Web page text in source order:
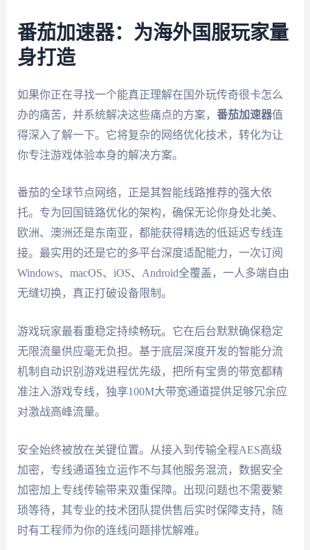
番茄加速器：为海外国服玩家量
身打造
如果你正在寻找一个能真正理解在国外玩传奇很卡怎么
办的痛苦，并系统解决这些痛点的方案， 番茄加速器值
得深入了解一下。它将复杂的网络优化技术，转化为让
你专注游戏体验本身的解决方案。
番茄的全球节点网络，正是其智能线路推荐的强大依
托。专为回国链路优化的架构，确保无论你身处北美、
欧洲、澳洲还是东南亚，都能获得精选的低延迟专线连
接。最实用的还是它的多平台深度适配能力，一次订阅
Windows、macOS、iOS、Android全覆盖，一人多端自由
无缝切换，真正打破设备限制。
游戏玩家最看重稳定持续畅玩。它在后台默默确保稳定
无限流量供应毫无负担。基于底层深度开发的智能分流
机制自动识别游戏进程优先级，把所有宝贵的带宽都精
准注入游戏专线，独享100M大带宽通道提供足够冗余应
对激战高峰流量。
安全始终被放在关键位置。从接入到传输全程AES高级
加密，专线通道独立运作不与其他服务混流，数据安全
加密加上专线传输带来双重保障。出现问题也不需要繁
琐等待，其专业的技术团队提供售后实时保障支持，随
时有工程师为你的连线问题排忧解难。